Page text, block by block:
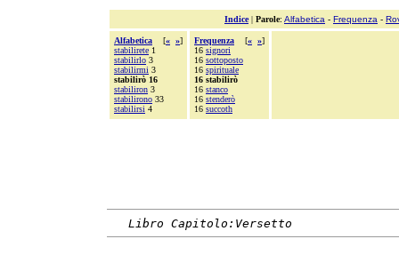
Indice| Parole: Alfabetica - Frequenza -
Alfabetica [« »]
stabilirete 1
stabilirlo 3
stabilirmi 3
stabilirò 16
stabiliron 3
stabilirono 33
stabilirsi 4
Frequenza [« »]
16 signori
16 sottoposto
16 spirituale
16 stabilirò
16 stanco
16 stenderò
16 succoth
Libro Capitolo:Versetto